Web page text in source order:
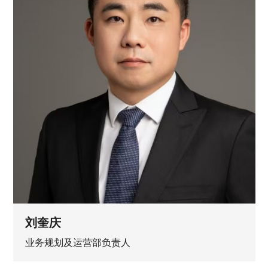
刘奎庆
业务规划及运营部负责人